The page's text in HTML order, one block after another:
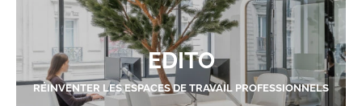
EDITO
RÉINVENTER LES ESPACES DE TRAVAIL PROFESSIONNELS